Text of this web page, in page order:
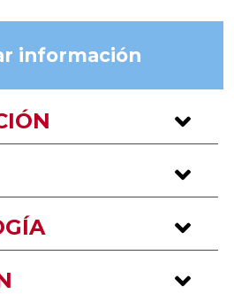
información